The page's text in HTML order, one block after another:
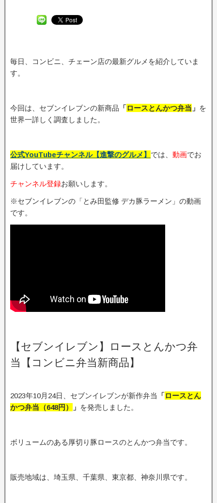
毎日、コンビニ、チェーン店の最新グルメを紹介していま
す。
今回は、セブンイレブンの新商品 「ロースとんかつ弁当 」 を
世界一詳しく調査しました。
公式YouTubeチャンネル【進撃のグルメ】 では、 動画でお
届けしています。
チャンネル登録お願いします。
※セブンイレブンの「とみ田監修 デカ豚ラーメン」の動画
です。
【セブンイレブン】ロースとんかつ弁
当【コンビニ弁当新商品】
2023年10月24日、セブンイレブンが新作弁当 「ロースとん
かつ弁当 （648円） 」 を発売しました。
ボリュームのある厚切り豚ロースのとんかつ弁当です。
販売地域は、埼玉県、千葉県、東京都、神奈川県です。